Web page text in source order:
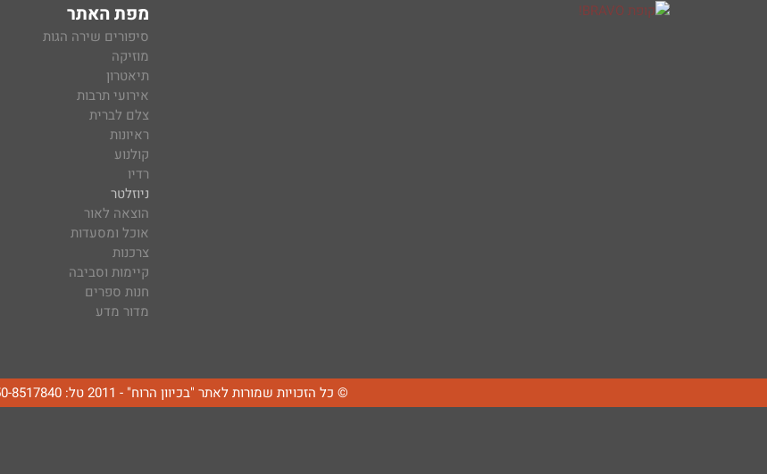
מפת האתר
סיפורים שירה הגות
מוזיקה
תיאטרון
אירועי תרבות
צלם לברית
ראיונות
קולנוע
רדיו
ניוזלטר
הוצאה לאור
אוכל ומסעדות
צרכנות
קיימות וסביבה
חנות ספרים
מדור מדע
© כל הזכויות שמורות לאתר "בכיוון הרוח" - 2011 טל: 050-8517840